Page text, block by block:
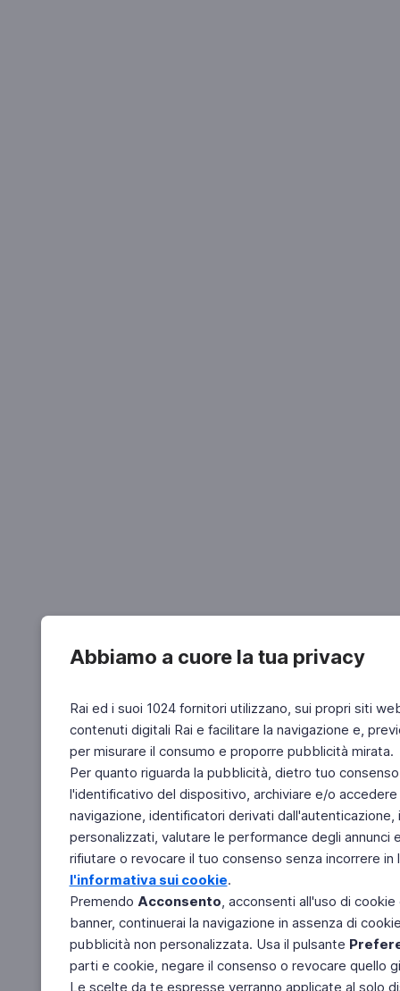
Abbiamo a cuore la tua privacy
Rai ed i suoi 1024 fornitori utilizzano, sui propri siti
contenuti digitali Rai e facilitare la navigazione e,
per misurare il consumo e proporre pubblicità mirata.
Per quanto riguarda la pubblicità, dietro tuo
l'identificativo del dispositivo, archiviare e/o
navigazione, identificatori derivati
personalizzati, valutare le performance degli
rifiutare o revocare il tuo consenso senza incorrere
l'informativa sui cookie.
Premendo Acconsento, acconsenti all'uso di
banner, continuerai la navigazione in assenza di
pubblicità non personalizzata. Usa il pulsante
parti e cookie, negare il consenso o revocare quello
Le scelte da te espresse verranno applicate al solo